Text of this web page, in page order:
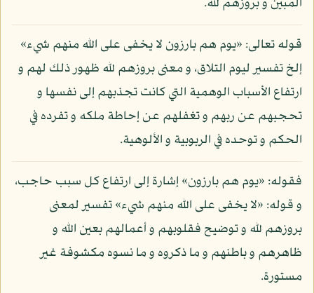
المبين و بروزهم لله.
قوله تعالى: «يوم هم بارزون لا يخفى على الله منهم شيء»
إلخ تفسير ليوم التلاق، و معنى بروزهم لله ظهور ذلك لهم و
ارتفاع الأسباب الوهمية التي كانت تجذبهم إلى نفسها و
تحجبهم عن ربهم و تغفلهم عن إحاطة ملكه و تفرده في
الحكم و توحده في الربوبية و الألوهية.
فقوله: «يوم هم بارزون» إشارة إلى ارتفاع كل سبب حاجب،
و قوله: «لا يخفى على الله منهم شيء» تفسير لمعنى
بروزهم لله و توضيح فقلوبهم و أعمالهم بعين الله و
ظاهرهم و باطنهم و ما ذكروه و ما نسوه مكشوفة غير
مستورة.